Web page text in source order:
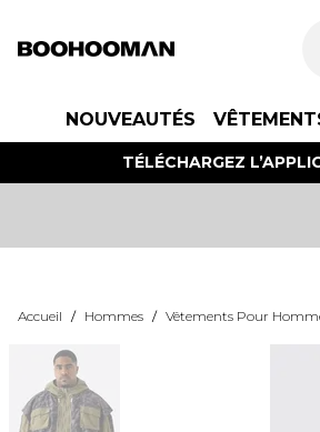
NOUVEAUTÉS
TÉLÉCHARGEZ
Accueil / Hommes / Vêtements Pour